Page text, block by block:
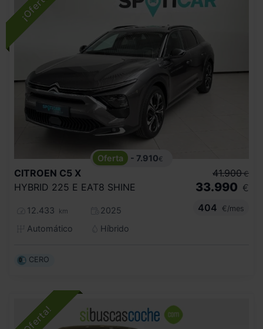
- 7.910€
CITROEN C5 X
HYBRID 225 E EAT8 SHINE
12.433 km
2025
Automático
Híbrido
41.900 €
33.990 €
404
€/mes
CERO